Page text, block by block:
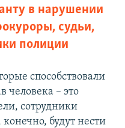
в нарушении
судьи,
полиции
способствовали
человека – это
сотрудники
будут нести